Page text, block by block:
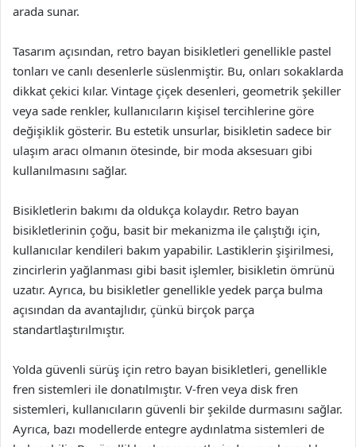
arada sunar.
Tasarım açısından, retro bayan bisikletleri genellikle pastel
tonları ve canlı desenlerle süslenmiştir. Bu, onları sokaklarda
dikkat çekici kılar. Vintage çiçek desenleri, geometrik şekiller
veya sade renkler, kullanıcıların kişisel tercihlerine göre
değişiklik gösterir. Bu estetik unsurlar, bisikletin sadece bir
ulaşım aracı olmanın ötesinde, bir moda aksesuarı gibi
kullanılmasını sağlar.
Bisikletlerin bakımı da oldukça kolaydır. Retro bayan
bisikletlerinin çoğu, basit bir mekanizma ile çalıştığı için,
kullanıcılar kendileri bakım yapabilir. Lastiklerin şişirilmesi,
zincirlerin yağlanması gibi basit işlemler, bisikletin ömrünü
uzatır. Ayrıca, bu bisikletler genellikle yedek parça bulma
açısından da avantajlıdır, çünkü birçok parça
standartlaştırılmıştır.
Yolda güvenli sürüş için retro bayan bisikletleri, genellikle
fren sistemleri ile donatılmıştır. V-fren veya disk fren
sistemleri, kullanıcıların güvenli bir şekilde durmasını sağlar.
Ayrıca, bazı modellerde entegre aydınlatma sistemleri de